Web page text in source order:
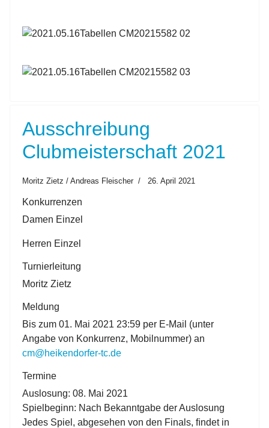
Ausschreibung
Clubmeisterschaft 2021
Moritz Zietz / Andreas Fleischer 26. April 2021
Konkurrenzen
Damen Einzel
Herren Einzel
Turnierleitung
Moritz Zietz
Meldung
Bis zum 01. Mai 2021 23:59 per E-Mail (unter
Angabe von Konkurrenz, Mobilnummer) an
cm@heikendorfer-tc.de
Termine
Auslosung: 08. Mai 2021
Spielbeginn: Nach Bekanntgabe der Auslosung
Jedes Spiel, abgesehen von den Finals, ﬁndet in